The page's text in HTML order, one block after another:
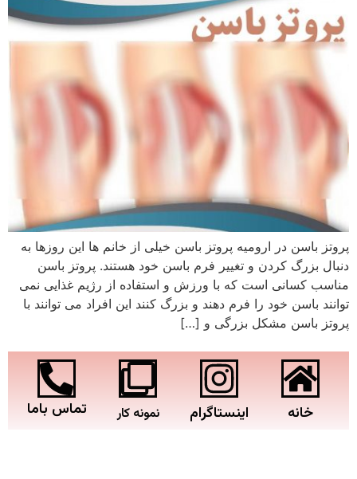
پروتز باسن در ارومیه پروتز باسن خیلی از خانم ها این روزها به
دنبال بزرگ کردن و تغییر فرم باسن خود هستند. پروتز باسن
مناسب کسانی است که با ورزش و استفاده از رژیم غذایی نمی
توانند باسن خود را فرم دهند و بزرگ کنند این افراد می توانند با
پروتز باسن مشکل بزرگی و […]
خانه اینستاگرام نمونه کار تماس باما